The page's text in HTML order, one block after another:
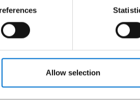
Allow selection
verrières planes,
sont modulables et permettent la